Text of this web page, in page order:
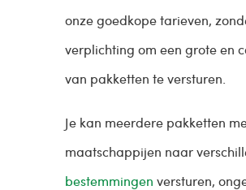
onze goedkope tarieven,
verplichting om een grote en
van pakketten te versturen.
Je kan meerdere pakketten
maatschappijen naar
bestemmingen versturen,